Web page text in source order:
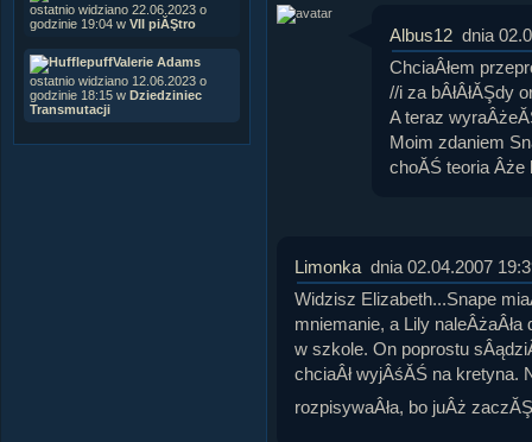
ostatnio widziano 22.06.2023 o
godzinie 19:04 w VII piĂŞtro
Valerie Adams
ostatnio widziano 12.06.2023 o
godzinie 18:15 w Dziedziniec
Transmutacji
Albus12 dnia
ChciaÂłem
//i za bÂłÂłĂŞdy
A teraz
Moim zdaniem
choĂŚ teoria Âże
Limonka dnia 02.04.2007
Widzisz Elizabeth...Snape
mniemanie, a Lily
w szkole. On poprostu
chciaÂł wyjÂśĂŚ na kretyna.
rozpisywaÂła, bo juÂż